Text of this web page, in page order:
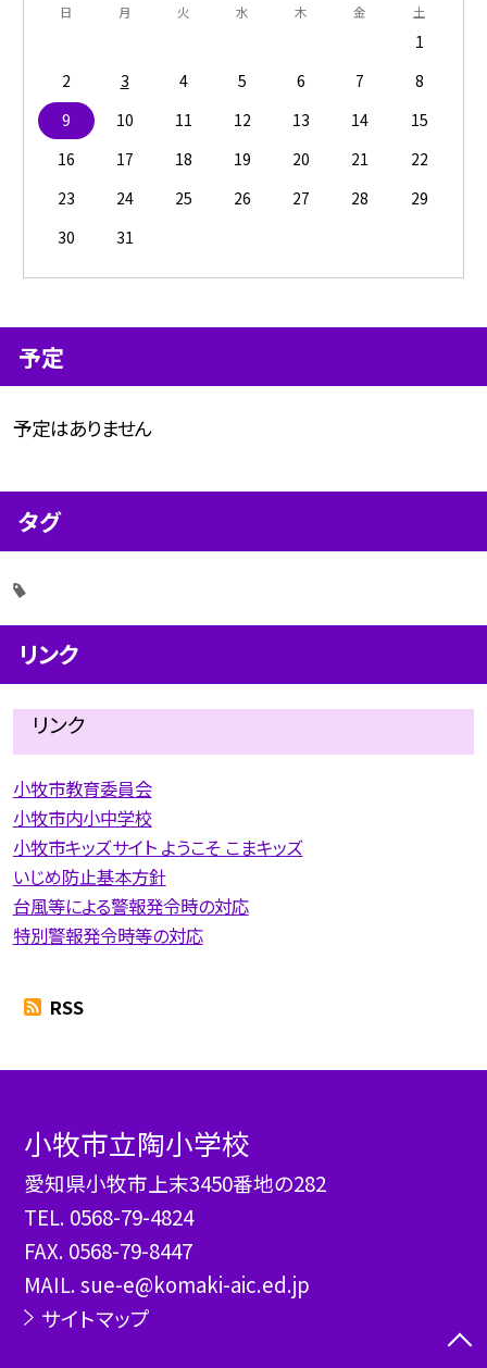
日 月 火 水 木 金 土
1
2
3 4 5 6 7
8
9
10 11 12 13 14
15
16
17 18 19 20 21
22
23
24 25 26 27 28
29
30
31
予定
予定はありません
タグ
リンク
リンク
小牧市教育委員会
小牧市内小中学校
小牧市キッズサイト ようこそ こまキッズ
いじめ防止基本方針
台風等による警報発令時の対応
特別警報発令時等の対応
RSS
小牧市立陶小学校
愛知県小牧市上末3450番地の282
TEL. 0568-79-4824
FAX. 0568-79-8447
MAIL. sue-e@komaki-aic.ed.jp
サイトマップ